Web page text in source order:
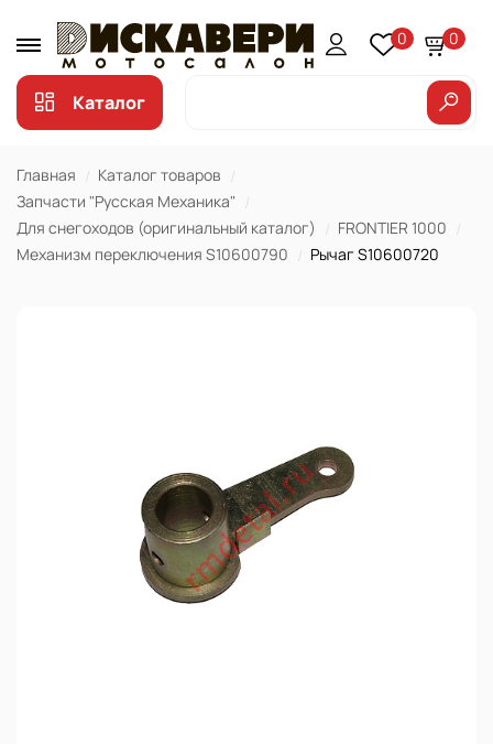
0 0
Каталог
Главная
Каталог товаров
Запчасти "Русская Механика"
Для снегоходов (оригинальный каталог)
FRONTIER 1000
Механизм переключения S10600790
Рычаг S10600720